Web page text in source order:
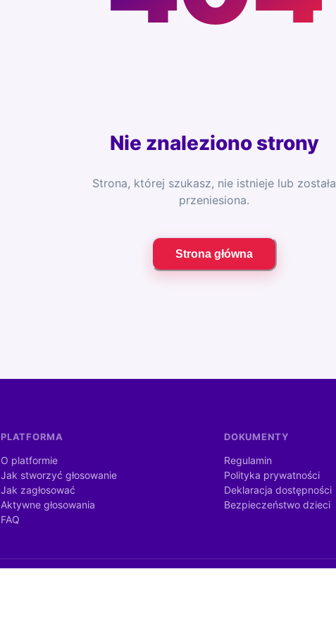
Nie znaleziono strony
Strona, której szukasz, nie istnieje lub została
przeniesiona.
Strona główna
PLATFORMA
O platformie
Jak stworzyć głosowanie
Jak zagłosować
Aktywne głosowania
FAQ
DOKUMENTY
Regulamin
Polityka prywatności
Deklaracja dostępności
Bezpieczeństwo dzieci